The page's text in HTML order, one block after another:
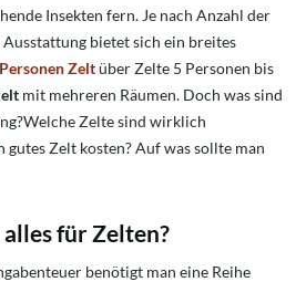
Insekten fern. Je nach Anzahl der
bietet sich ein breites
Zeltüber Zelte 5 Personen bis
mit mehreren Räumen. Doch was sind
Zelte sind wirklich
gutes Zelt kosten? Auf was sollte man
für Zelten?
benötigt man eine Reihe